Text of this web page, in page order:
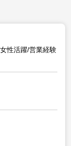
性活躍/営業経験